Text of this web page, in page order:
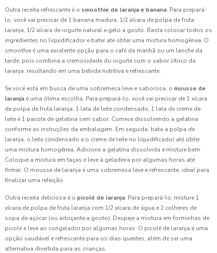
Outra receita refrescante é o smoothie de laranja e banana. Para prepará-
lo, você vai precisar de 1 banana madura, 1/2 xícara de polpa de fruta
laranja, 1/2 xícara de iogurte natural e gelo a gosto. Basta colocar todos os
ingredientes no liquidificador e bater até obter uma mistura homogênea. O
smoothie é uma excelente opção para o café da manhã ou um lanche da
tarde, pois combina a cremosidade do iogurte com o sabor cítrico da
laranja, resultando em uma bebida nutritiva e refrescante.
Se você está em busca de uma sobremesa leve e saborosa, o mousse de
laranja é uma ótima escolha. Para prepará-lo, você vai precisar de 1 xícara
de polpa de fruta laranja, 1 lata de leite condensado, 1 lata de creme de
leite e 1 pacote de gelatina sem sabor. Comece dissolvendo a gelatina
conforme as instruções da embalagem. Em seguida, bata a polpa de
laranja, o leite condensado e o creme de leite no liquidificador até obter
uma mistura homogênea. Adicione a gelatina dissolvida e misture bem.
Coloque a mistura em taças e leve à geladeira por algumas horas até
firmar. O mousse de laranja é uma sobremesa leve e refrescante, ideal para
finalizar uma refeição.
Outra receita deliciosa é o picolé de laranja. Para prepará-lo, misture 1
xícara de polpa de fruta laranja com 1/2 xícara de água e 2 colheres de
sopa de açúcar (ou adoçante a gosto). Despeje a mistura em forminhas de
picolé e leve ao congelador por algumas horas. O picolé de laranja é uma
opção saudável e refrescante para os dias quentes, além de ser uma
alternativa divertida para as crianças.